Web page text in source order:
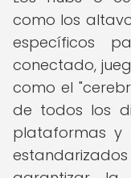
como los
específicos
conectado,
como el
de todos los
plataformas y